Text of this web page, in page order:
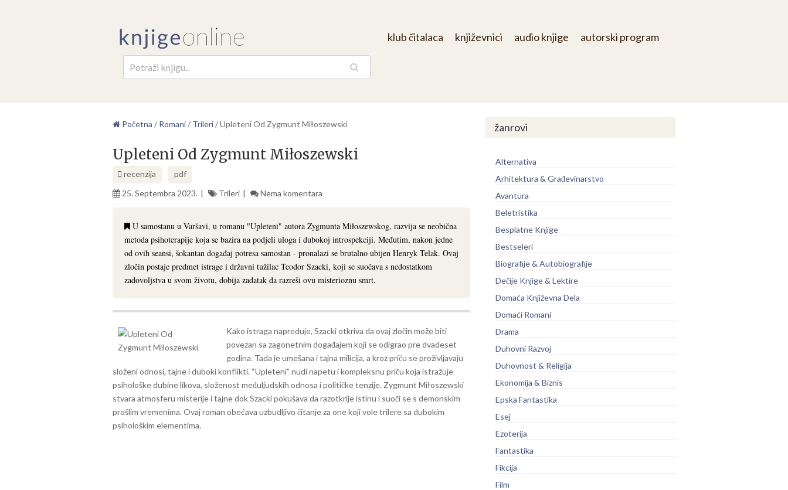
klub čitalaca književnici audio knjige autorski program
Početna / Romani/ Trileri/Upleteni Od Zygmunt Miłoszewski
Upleteni Od Zygmunt Miłoszewski
recenzija
pdf
25. Septembra 2023.
Trileri Nema komentara
U samostanu u Varšavi, u romanu "Upleteni" autora Zygmunta Miłoszewskog, razvija se neobična
metoda psihoterapije koja se bazira na podjeli uloga i dubokoj introspekciji. Međutim, nakon jedne
od ovih seansi, šokantan događaj potresa samostan - pronalazi se brutalno ubijen Henryk Telak. Ovaj
zločin postaje predmet istrage i državni tužilac Teodor Szacki, koji se suočava s nedostatkom
zadovoljstva u svom životu, dobija zadatak da razreši ovu misterioznu smrt.
Kako istraga napreduje, Szacki otkriva da ovaj zločin može biti
povezan sa zagonetnim događajem koji se odigrao pre dvadeset
godina. Tada je umešana i tajna milicija, a kroz priču se proživljavaju
složeni odnosi, tajne i duboki konflikti. “Upleteni” nudi napetu i kompleksnu priču koja istražuje
psihološke dubine likova, složenost međuljudskih odnosa i političke tenzije. Zygmunt Miłoszewski
stvara atmosferu misterije i tajne dok Szacki pokušava da razotkrije istinu i suoči se s demonskim
prošlim vremenima. Ovaj roman obećava uzbudljivo čitanje za one koji vole trilere sa dubokim
psihološkim elementima.
žanrovi
Alternativa
Arhitektura & Građevinarstvo
Avantura
Beletristika
Besplatne Knjige
Bestseleri
Biografije & Autobiografije
Dečije Knjige & Lektire
Domaća Književna Dela
Domaći Romani
Drama
Duhovni Razvoj
Duhovnost & Religija
Ekonomija & Biznis
Epska Fantastika
Esej
Ezoterija
Fantastika
Fikcija
Film